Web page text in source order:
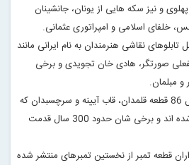
و نیز سکه هایی از یونان، جانشینان
خلفای اسلامی و امپراتوری عثمانی.
نقاشی هنرمندان به نام ایرانی مانند
صورتگر، هادی خان تجویدی و برخی
و مبلمان.
مجموعه هنر لاکی شامل 86 قطعه قلمدان، قاب آیینه و سرچسبدان که
با نقاشی لاکی آراسته شده اند و برخی شان حدود 300 سال قدمت
قطعه تمبر از نخستین تمبرهای منتشر شده